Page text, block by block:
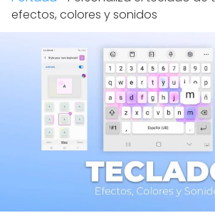
efectos, colores y sonidos